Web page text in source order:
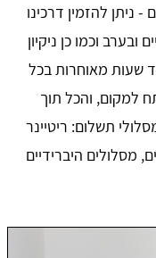
להזמין דרכינו
וכמו כן ניקיון
שעות מאוחרות בכל
למקום, והכל תוך
תשלום: ריטיינר
מסלולים היברידיים